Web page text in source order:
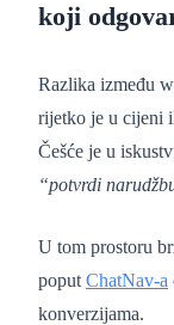
koji
Razlika između
rijetko je u cijeni
Češće je u
“potvrdi
U tom prostoru
poput ChatNav-a
konverzijama.